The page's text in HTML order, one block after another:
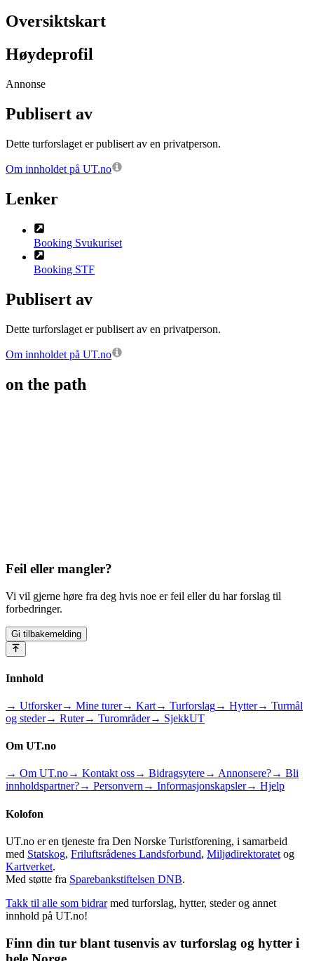
Oversiktskart
Høydeprofil
Annonse
Publisert av
Dette turforslaget er publisert av en privatperson.
Om innholdet på UT.no
Lenker
Booking Svukuriset
Booking STF
Publisert av
Dette turforslaget er publisert av en privatperson.
Om innholdet på UT.no
on the path
Feil eller mangler?
Vi vil gjerne høre fra deg hvis noe er feil eller du har forslag til
forbedringer.
Gi tilbakemelding
Innhold
→ Utforsker→ Mine turer→ Kart→ Turforslag→ Hytter→ Turmål
og steder→ Ruter→ Turområder→ SjekkUT
Om UT.no
→ Om UT.no→ Kontakt oss→ Bidragsytere→ Annonsere?→ Bli
innholdspartner?→ Personvern → Informasjonskapsler→ Hjelp
Kolofon
UT.no er en tjeneste fra Den Norske Turistforening, i samarbeid
med Statskog, Friluftsrådenes Landsforbund, Miljødirektoratet og
Kartverket.
Med støtte fra Sparebankstiftelsen DNB.
Takk til alle som bidrar med turforslag, hytter, steder og annet
innhold på UT.no!
Finn din tur blant tusenvis av turforslag og hytter i